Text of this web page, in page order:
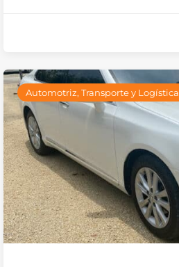
Automotriz, Transporte y Logística